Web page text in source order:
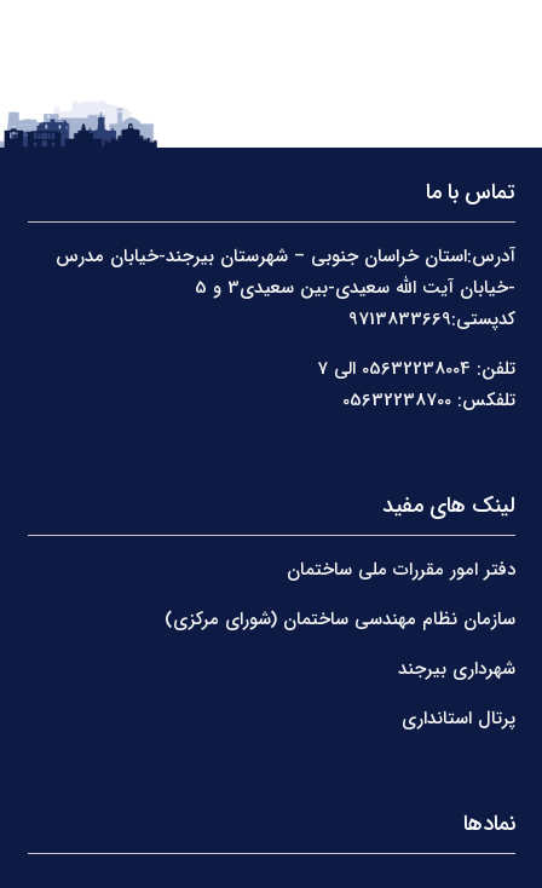
تماس با ما
آدرس:استان خراسان جنوبی – شهرستان بیرجند-خیابان مدرس
کدپستی:9713833669
تلفن: 05632238004 الی 7
تلفکس: 05632238700
لینک های مفید
دفتر امور مقررات ملی ساختمان
سازمان نظام مهندسی ساختمان (شورای مرکزی)
شهرداری بیرجند
پرتال استانداری
نمادها